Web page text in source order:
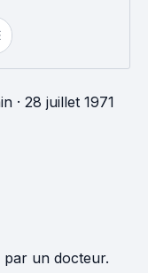
· 28 juillet 1971
par un docteur.